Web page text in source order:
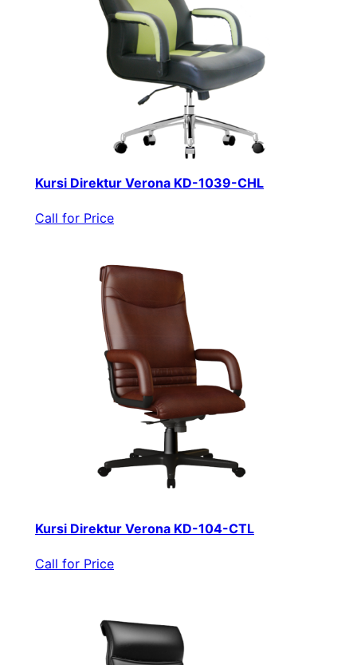
Kursi Direktur Verona KD-1039-CHL
Call for Price
Kursi Direktur Verona KD-104-CTL
Call for Price